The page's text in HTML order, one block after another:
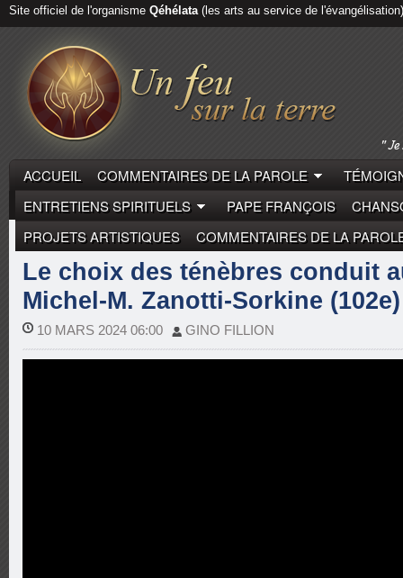
Site officiel de l'organisme Qéhélata(les arts au service de l'évangélisation)
ACCUEIL COMMENTAIRES DE LA PAROLE
ENTRETIENS SPIRITUELS
PAPE FRANÇOIS
PROJETS ARTISTIQUES
COMMENTAIRES DE LA
COMMENTAIRES DE LA PAROLE MICHEL-MARIE
Le choix des ténèbres conduit
Michel-M. Zanotti-Sorkine (102e)
10 MARS 2024 06:00 GINO FILLION